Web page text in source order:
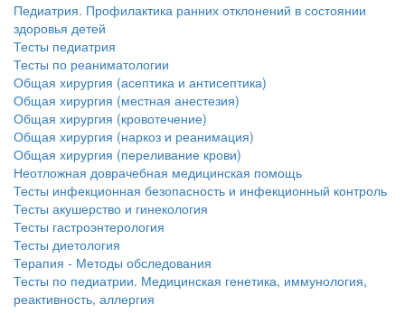
Педиатрия. Профилактика ранних отклонений в состоянии
здоровья детей
Тесты педиатрия
Тесты по реаниматологии
Общая хирургия (асептика и антисептика)
Общая хирургия (местная анестезия)
Общая хирургия (кровотечение)
Общая хирургия (наркоз и реанимация)
Общая хирургия (переливание крови)
Неотложная доврачебная медицинская помощь
Тесты инфекционная безопасность и инфекционный контроль
Тесты акушерство и гинекология
Тесты гастроэнтерология
Тесты диетология
Терапия - Методы обследования
Тесты по педиатрии. Медицинская генетика, иммунология,
реактивность, аллергия